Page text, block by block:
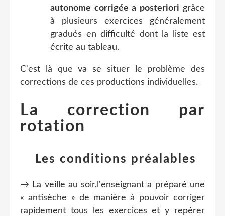
autonome corrigée a posteriori grâce
à plusieurs exercices généralement
gradués en difficulté dont la liste est
écrite au tableau.
C'est là que va se situer le problème des
corrections de ces productions individuelles.
La correction par
rotation
Les conditions préalables
→ La veille au soir,l'enseignant a préparé une
« antisèche » de manière à pouvoir corriger
rapidement tous les exercices et y repérer